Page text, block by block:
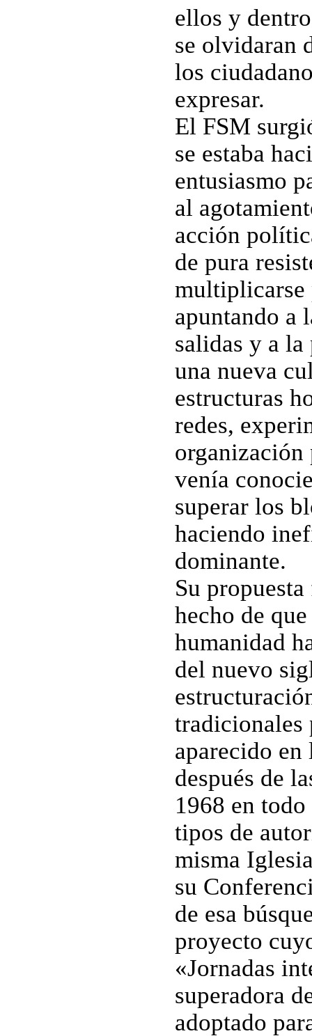
ellos y
se olvidaran
los
expresar.
El FSM
se estaba
entusiasmo
al
acción
de pura
multiplicarse
apuntando a
salidas y a
una nueva
estructuras
redes,
venía
superar los
haciendo
dominante.
Su
hecho de
humanidad
del nuevo
tradicionales
aparecido en
después de
1968 en
tipos de
misma
su
de esa
proyecto
«Jornadas
superadora
adoptado